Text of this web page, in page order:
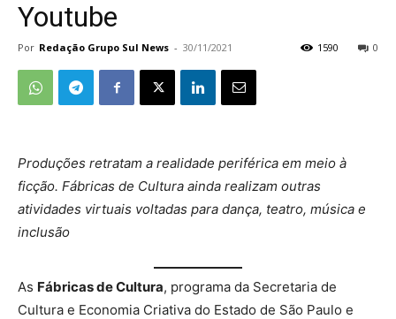
Youtube
Por Redação Grupo Sul News - 30/11/2021 0
1590
Produções retratam a realidade periférica em meio à
ficção. Fábricas de Cultura ainda realizam outras
atividades virtuais voltadas para dança, teatro, música e
inclusão
As Fábricas de Cultura, programa da Secretaria de
Cultura e Economia Criativa do Estado de São Paulo e